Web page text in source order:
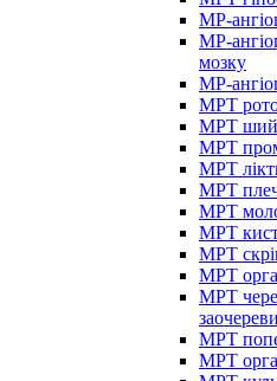
МР-
МР-
мозку
МР-
МРТ
МРТ
МРТ
МРТ
МРТ
МРТ
МРТ
МРТ
МРТ
МРТ
МРТ
МРТ